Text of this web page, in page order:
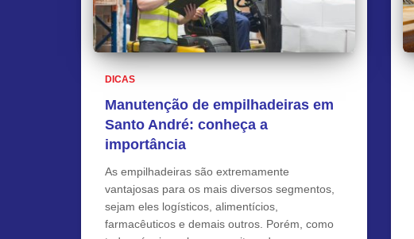
DICAS
Manutenção de empilhadeiras em
Santo André: conheça a
importância
As empilhadeiras são extremamente
vantajosas para os mais diversos segmentos,
sejam eles logísticos, alimentícios,
farmacêuticos e demais outros. Porém, como